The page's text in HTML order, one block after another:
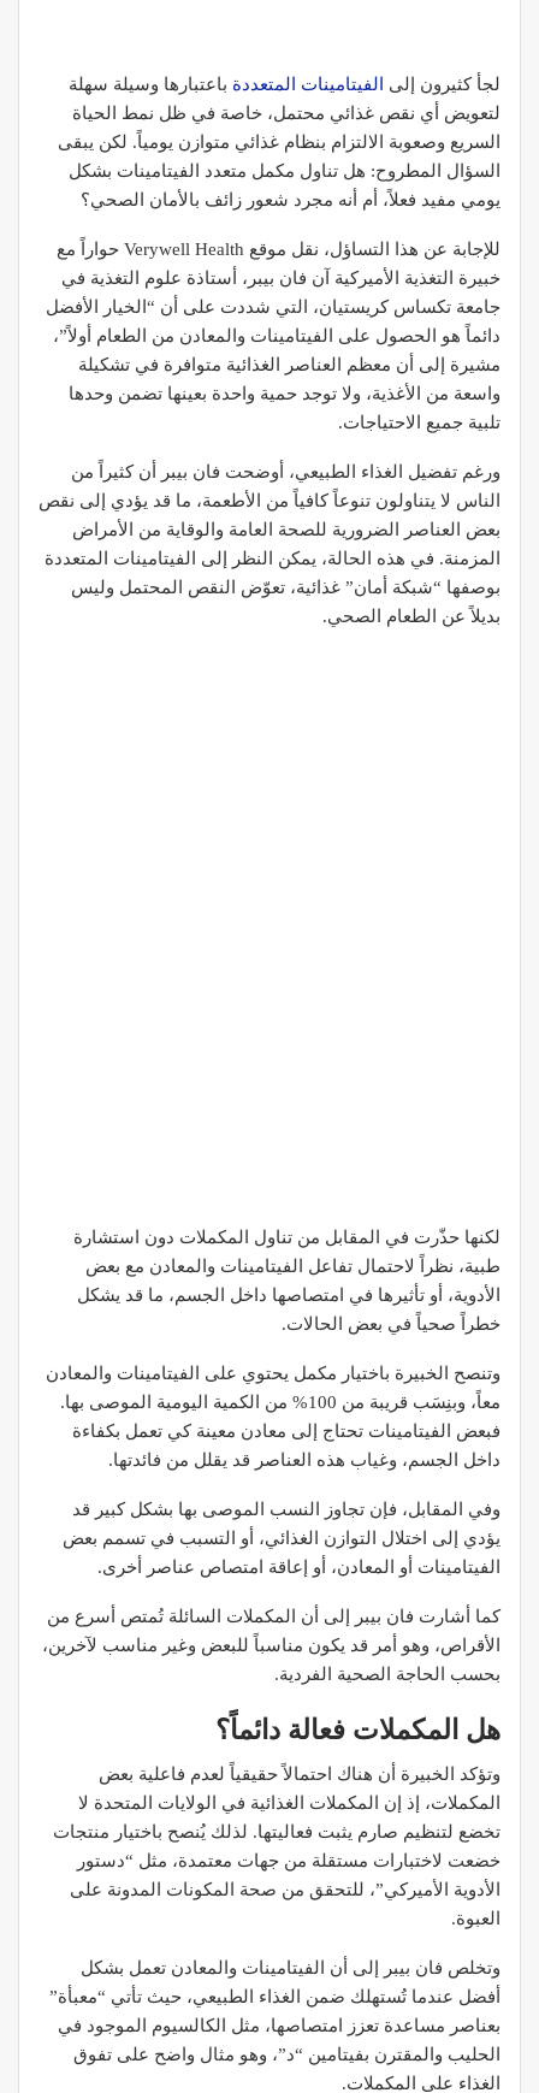
لجأ كثيرون إلى الفيتامينات المتعددة باعتبارها وسيلة سهلة
لتعويض أي نقص غذائي محتمل، خاصة في ظل نمط الحياة
السريع وصعوبة الالتزام بنظام غذائي متوازن يومياً. لكن يبقى
السؤال المطروح: هل تناول مكمل متعدد الفيتامينات بشكل
يومي مفيد فعلاً، أم أنه مجرد شعور زائف بالأمان الصحي؟
للإجابة عن هذا التساؤل، نقل موقع Verywell Health حواراً مع
خبيرة التغذية الأميركية آن فان بيبر، أستاذة علوم التغذية في
جامعة تكساس كريستيان، التي شددت على أن “الخيار الأفضل
دائماً هو الحصول على الفيتامينات والمعادن من الطعام أولاً”،
مشيرة إلى أن معظم العناصر الغذائية متوافرة في تشكيلة
واسعة من الأغذية، ولا توجد حمية واحدة بعينها تضمن وحدها
تلبية جميع الاحتياجات.
ورغم تفضيل الغذاء الطبيعي، أوضحت فان بيبر أن كثيراً من
الناس لا يتناولون تنوعاً كافياً من الأطعمة، ما قد يؤدي إلى نقص
بعض العناصر الضرورية للصحة العامة والوقاية من الأمراض
المزمنة. في هذه الحالة، يمكن النظر إلى الفيتامينات المتعددة
بوصفها “شبكة أمان” غذائية، تعوّض النقص المحتمل وليس
بديلاً عن الطعام الصحي.
لكنها حذّرت في المقابل من تناول المكملات دون استشارة
طبية، نظراً لاحتمال تفاعل الفيتامينات والمعادن مع بعض
الأدوية، أو تأثيرها في امتصاصها داخل الجسم، ما قد يشكل
خطراً صحياً في بعض الحالات.
وتنصح الخبيرة باختيار مكمل يحتوي على الفيتامينات والمعادن
معاً، وبنِسَب قريبة من 100% من الكمية اليومية الموصى بها.
فبعض الفيتامينات تحتاج إلى معادن معينة كي تعمل بكفاءة
داخل الجسم، وغياب هذه العناصر قد يقلل من فائدتها.
وفي المقابل، فإن تجاوز النسب الموصى بها بشكل كبير قد
يؤدي إلى اختلال التوازن الغذائي، أو التسبب في تسمم بعض
الفيتامينات أو المعادن، أو إعاقة امتصاص عناصر أخرى.
كما أشارت فان بيبر إلى أن المكملات السائلة تُمتص أسرع من
الأقراص، وهو أمر قد يكون مناسباً للبعض وغير مناسب لآخرين،
بحسب الحاجة الصحية الفردية.
هل المكملات فعالة دائماً؟
وتؤكد الخبيرة أن هناك احتمالاً حقيقياً لعدم فاعلية بعض
المكملات، إذ إن المكملات الغذائية في الولايات المتحدة لا
تخضع لتنظيم صارم يثبت فعاليتها. لذلك يُنصح باختيار منتجات
خضعت لاختبارات مستقلة من جهات معتمدة، مثل “دستور
الأدوية الأميركي”، للتحقق من صحة المكونات المدونة على
العبوة.
وتخلص فان بيبر إلى أن الفيتامينات والمعادن تعمل بشكل
أفضل عندما تُستهلك ضمن الغذاء الطبيعي، حيث تأتي “معبأة”
بعناصر مساعدة تعزز امتصاصها، مثل الكالسيوم الموجود في
الحليب والمقترن بفيتامين “د”، وهو مثال واضح على تفوق
الغذاء على المكملات.